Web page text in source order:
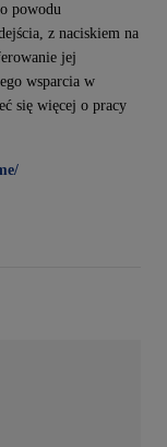
powodu
z naciskiem na
jej
wsparcia w
się więcej o pracy